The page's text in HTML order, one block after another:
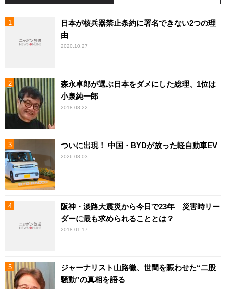
日本が核兵器禁止条約に署名できない2つの理
由
2020.10.27
森永卓郎が選ぶ日本をダメにした総理、1位は
小泉純一郎
2018.08.22
ついに出現！ 中国・BYDが放った軽自動車EV
2026.08.03
阪神・淡路大震災から今日で23年 災害時リー
ダーに最も求められることとは？
2018.01.17
ジャーナリスト山路徹、世間を賑わせた“二股
騒動”の真相を語る